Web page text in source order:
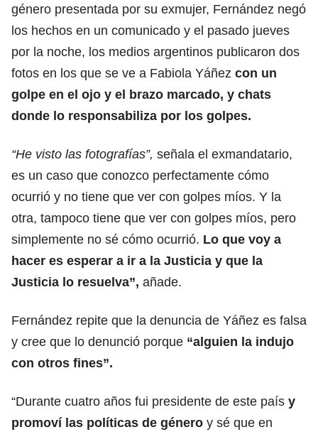
género presentada por su exmujer, Fernández negó
los hechos en un comunicado y el pasado jueves
por la noche, los medios argentinos publicaron dos
fotos en los que se ve a Fabiola Yáñez con un
golpe en el ojo y el brazo marcado, y chats
donde lo responsabiliza por los golpes.
“He visto las fotografías”, señala el exmandatario,
es un caso que conozco perfectamente cómo
ocurrió y no tiene que ver con golpes míos. Y la
otra, tampoco tiene que ver con golpes míos, pero
simplemente no sé cómo ocurrió. Lo que voy a
hacer es esperar a ir a la Justicia y que la
Justicia lo resuelva”, añade.
Fernández repite que la denuncia de Yáñez es falsa
y cree que lo denunció porque “alguien la indujo
con otros fines”.
“Durante cuatro años fui presidente de este país y
promoví las políticas de género y sé que en